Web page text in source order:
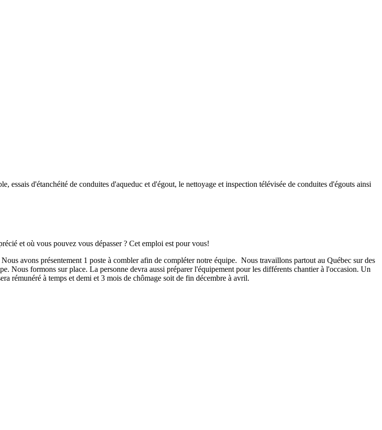
essais d'étanchéité de conduites d'aqueduc et d'égout, le nettoyage et inspection télévisée de conduites d'égouts ainsi
et où vous pouvez vous dépasser ? Cet emploi est pour vous!
avons présentement 1 poste à combler afin de compléter notre équipe. Nous travaillons partout au Québec sur des
Nous formons sur place. La personne devra aussi préparer l'équipement pour les différents chantier à l'occasion. Un
rémunéré à temps et demi et 3 mois de chômage soit de fin décembre à avril.